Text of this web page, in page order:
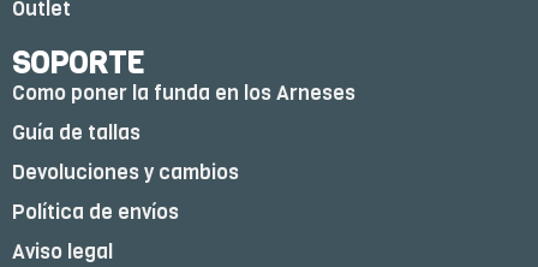
Outlet
SOPORTE
Como poner la funda en los Arneses
Guía de tallas
Devoluciones y cambios
Política de envíos
Aviso legal